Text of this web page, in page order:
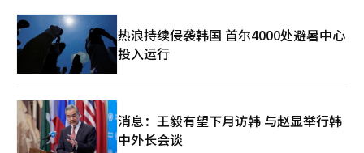
热浪持续侵袭韩国 首尔4000处避暑中心
投入运行
消息：王毅有望下月访韩 与赵显举行韩
中外长会谈